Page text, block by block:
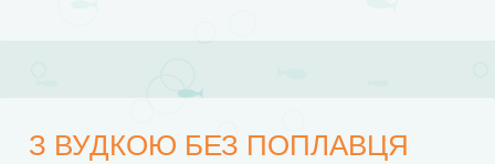
З ВУДКОЮ БЕЗ ПОПЛАВЦЯ